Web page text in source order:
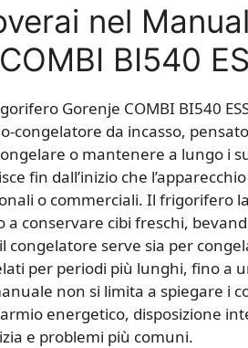
nel
BI540
Gorenje COMBI BI540
congelatore da incasso,
o mantenere a lungo i
fin dall’inizio che
o commerciali. Il frigorifero
a conservare cibi freschi,
congelatore serve sia per
per periodi più lunghi, fino a
non si limita a spiegare i
energetico, disposizione
e problemi più comuni.